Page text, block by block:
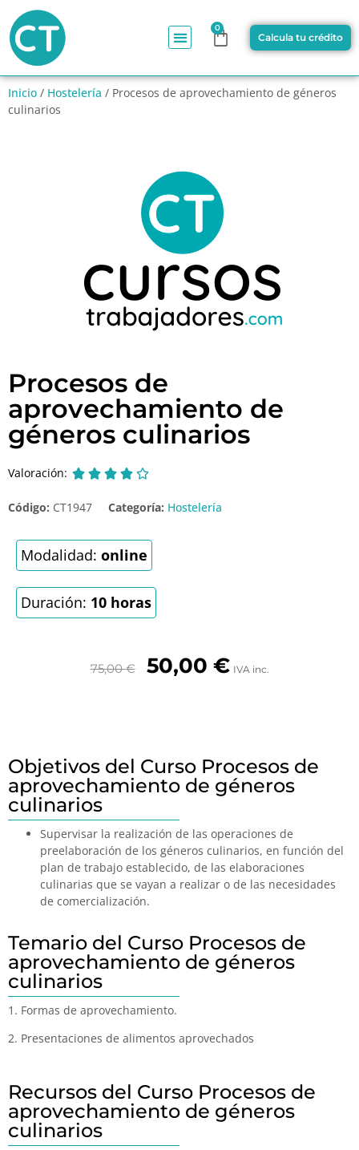
0
Calcula tu crédito
Inicio / Hostelería / Procesos de aprovechamiento de géneros
culinarios
Procesos de
aprovechamiento de
géneros culinarios
Valoración:     
Código: CT1947 Categoría: Hostelería
Modalidad: online
Duración: 10 horas
75,00€ 50,00 € IVA inc.
Objetivos del Curso Procesos de
aprovechamiento de géneros
culinarios
Supervisar la realización de las operaciones de
preelaboración de los géneros culinarios, en función del
plan de trabajo establecido, de las elaboraciones
culinarias que se vayan a realizar o de las necesidades
de comercialización.
Temario del Curso Procesos de
aprovechamiento de géneros
culinarios
1. Formas de aprovechamiento.
2. Presentaciones de alimentos aprovechados
Recursos del Curso Procesos de
aprovechamiento de géneros
culinarios